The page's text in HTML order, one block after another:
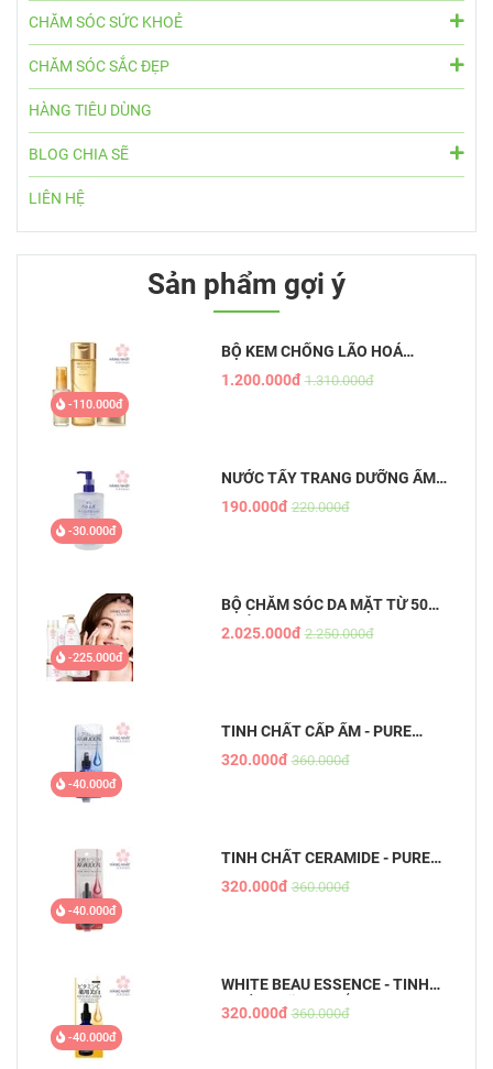
CHĂM SÓC SỨC KHOẺ
CHĂM SÓC SẮC ĐẸP
HÀNG TIÊU DÙNG
BLOG CHIA SẼ
LIÊN HỆ
Sản phẩm gợi ý
-110.000đ
BỘ KEM CHỐNG LÃO HOÁ
AQUALABEL VÀNG
1.200.000đ 1.310.000đ
-30.000đ
NƯỚC TẨY TRANG DƯỠNG ẨM
TỰ NHIÊN HATOMUGI - THE
CLEANSING LOTION
190.000đ 220.000đ
-225.000đ
BỘ CHĂM SÓC DA MẶT TỪ 50
TUỔI
2.025.000đ 2.250.000đ
-40.000đ
TINH CHẤT CẤP ẨM - PURE
BEAU ESSENCE
320.000đ 360.000đ
-40.000đ
TINH CHẤT CERAMIDE - PURE
BEAU ESSENCE
320.000đ 360.000đ
-40.000đ
WHITE BEAU ESSENCE - TINH
CHẤT DƯỠNG TRẮNG DA MỜ
THÂM
320.000đ 360.000đ